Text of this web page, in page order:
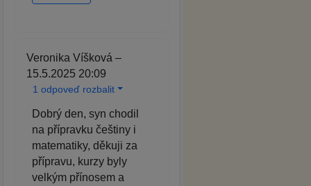
Veronika Víšková –
15.5.2025 20:09
1 odpoveď rozbalit
Dobrý den, syn chodil
na přípravku češtiny i
matematiky, děkuji za
přípravu, kurzy byly
velkým přínosem a